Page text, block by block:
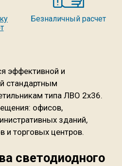
Безналичный расчет
эффективной и
стандартным
типа ЛВО 2х36.
офисов,
зданий,
и торговых центров.
светодиодного